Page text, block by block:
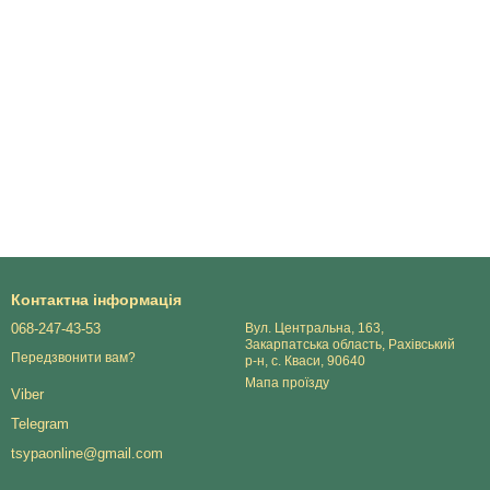
Контактна інформація
068-247-43-53
Передзвонити вам?
Viber
Telegram
tsypaonline@gmail.com
Вул. Центральна, 163,
Закарпатська область, Рахівський
р-н, с. Кваси, 90640
Мапа проїзду